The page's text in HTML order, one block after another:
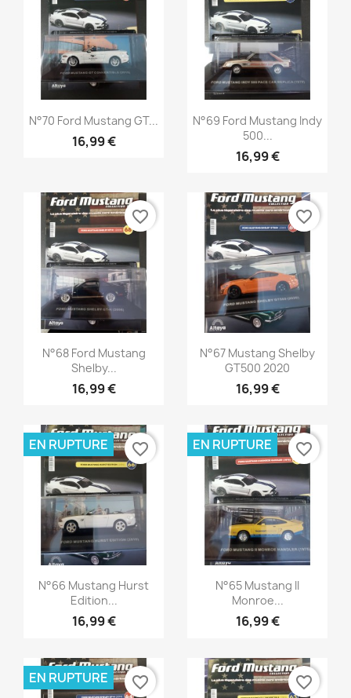
Aperçu rapide
N°70 Ford Mustang GT...
16,99 €
 Aperçu rapide
N°69 Ford Mustang Indy
500...
16,99 €
Aperçu rapide
N°68 Ford Mustang
Shelby...
16,99 €
favorite_border
Aperçu rapide
N°67 Mustang Shelby
GT500 2020
16,99 €
favorite_border
Aperçu rapide
N°66 Mustang Hurst
Edition...
16,99 €
EN RUPTURE favorite_border
Aperçu rapide
N°65 Mustang II
Monroe...
16,99 €
EN RUPTURE favorite_border
EN RUPTURE favorite_border favorite_border